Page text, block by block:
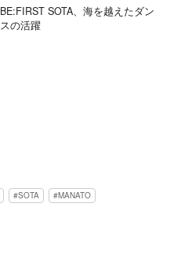
BE:FIRST SOTA、海を越えたダン
スの活躍
SOTA MANATO